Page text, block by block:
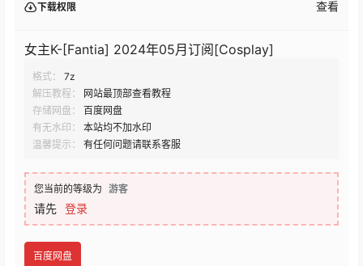
下载权限 查看
女主K-[Fantia] 2024年05月订阅[Cosplay]
格式：
7z
解压教程：
网站最顶部查看教程
存储网盘：
百度网盘
有无水印：
本站均不加水印
温馨提示：
有任何问题请联系客服
您当前的等级为 游客
请先 登录
百度网盘